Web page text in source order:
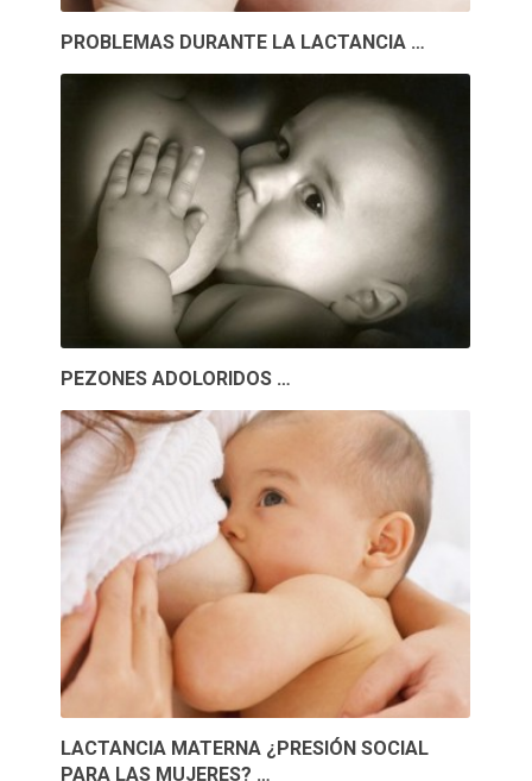
PROBLEMAS DURANTE LA LACTANCIA …
PEZONES ADOLORIDOS …
LACTANCIA MATERNA ¿PRESIÓN SOCIAL
PARA LAS MUJERES? …